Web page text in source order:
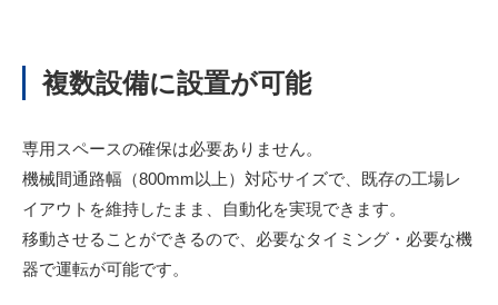
複数設備に設置が可能
専用スペースの確保は必要ありません。
機械間通路幅（800mm以上）対応サイズで、既存の工場レ
イアウトを維持したまま、自動化を実現できます。
移動させることができるので、必要なタイミング・必要な機
器で運転が可能です。